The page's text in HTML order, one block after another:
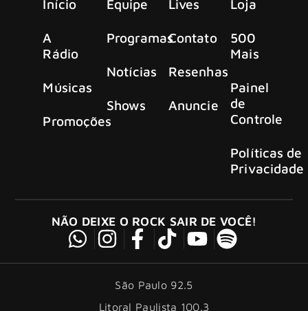
Início
A
Rádio
Músicas
Promoções
Equipe
Programas
Notícias
Shows
Lives
Contato
Resenhas
Anuncie
Loja
500
Mais
Painel
de
Controle
Políticas de
Privacidade
NÃO DEIXE O ROCK SAIR DE VOCÊ!
São Paulo 92.5
Litoral Paulista 100.3